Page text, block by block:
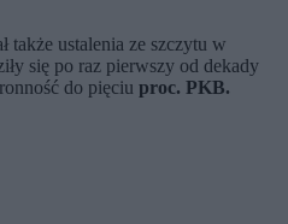
także ustalenia ze szczytu w
się po raz pierwszy od dekady
do pięciu proc. PKB.